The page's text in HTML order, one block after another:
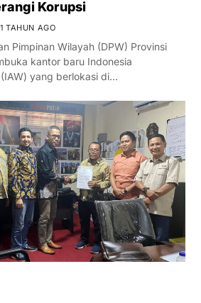
Korupsi
1 TAHUN AGO
Pimpinan Wilayah (DPW) Provinsi
kantor baru Indonesia
yang berlokasi di…